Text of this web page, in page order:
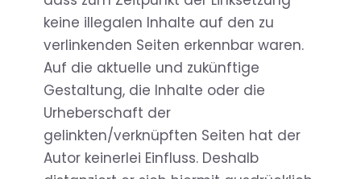
keine illegalen Inhalte auf den zu
verlinkenden Seiten erkennbar waren.
Auf die aktuelle und zukünftige
Gestaltung, die Inhalte oder die
Urheberschaft der
gelinkten/verknüpften Seiten hat der
Autor keinerlei Einfluss. Deshalb